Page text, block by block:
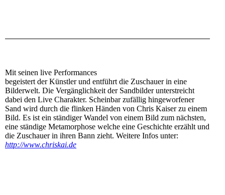
Mit seinen live Performances
begeistert der Künstler und entführt die Zuschauer in eine
Bilderwelt. Die Vergänglichkeit der Sandbilder unterstreicht
dabei den Live Charakter. Scheinbar zufällig hingeworfener
Sand wird durch die flinken Händen von Chris Kaiser zu einem
Bild. Es ist ein ständiger Wandel von einem Bild zum nächsten,
eine ständige Metamorphose welche eine Geschichte erzählt und
die Zuschauer in ihren Bann zieht. Weitere Infos unter:
http://www.chriskai.de